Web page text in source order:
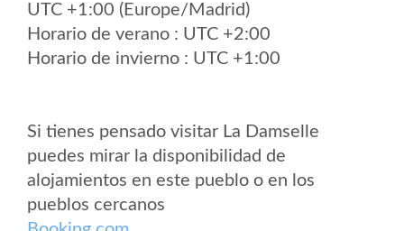
UTC +1:00 (Europe/Madrid)
Horario de verano : UTC +2:00
Horario de invierno : UTC +1:00
Si tienes pensado visitar La Damselle
puedes mirar la disponibilidad de
alojamientos en este pueblo o en los
pueblos cercanos